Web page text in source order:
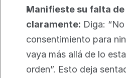
Manifieste su falta
claramente: Diga:
consentimiento para
vaya más allá de lo
orden”. Esto deja